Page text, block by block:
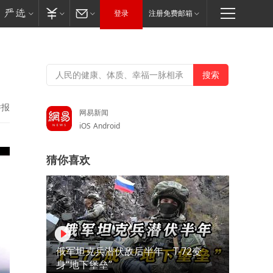
登录 注册免费邮箱
网易新闻
iOS Android
猜你喜欢
俄军坦克兵潜伏敌后半年，T-72变
身“地下堡垒”